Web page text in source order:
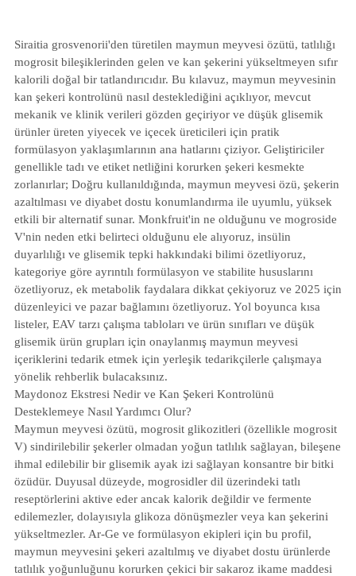
Siraitia grosvenorii'den türetilen maymun meyvesi özütü, tatlılığı
mogrosit bileşiklerinden gelen ve kan şekerini yükseltmeyen sıfır
kalorili doğal bir tatlandırıcıdır. Bu kılavuz, maymun meyvesinin
kan şekeri kontrolünü nasıl desteklediğini açıklıyor, mevcut
mekanik ve klinik verileri gözden geçiriyor ve düşük glisemik
ürünler üreten yiyecek ve içecek üreticileri için pratik
formülasyon yaklaşımlarının ana hatlarını çiziyor. Geliştiriciler
genellikle tadı ve etiket netliğini korurken şekeri kesmekte
zorlanırlar; Doğru kullanıldığında, maymun meyvesi özü, şekerin
azaltılması ve diyabet dostu konumlandırma ile uyumlu, yüksek
etkili bir alternatif sunar. Monkfruit'in ne olduğunu ve mogroside
V'nin neden etki belirteci olduğunu ele alıyoruz, insülin
duyarlılığı ve glisemik tepki hakkındaki bilimi özetliyoruz,
kategoriye göre ayrıntılı formülasyon ve stabilite hususlarını
özetliyoruz, ek metabolik faydalara dikkat çekiyoruz ve 2025 için
düzenleyici ve pazar bağlamını özetliyoruz. Yol boyunca kısa
listeler, EAV tarzı çalışma tabloları ve ürün sınıfları ve düşük
glisemik ürün grupları için onaylanmış maymun meyvesi
içeriklerini tedarik etmek için yerleşik tedarikçilerle çalışmaya
yönelik rehberlik bulacaksınız.
Maydonoz Ekstresi Nedir ve Kan Şekeri Kontrolünü
Desteklemeye Nasıl Yardımcı Olur?
Maymun meyvesi özütü, mogrosit glikozitleri (özellikle mogrosit
V) sindirilebilir şekerler olmadan yoğun tatlılık sağlayan, bileşene
ihmal edilebilir bir glisemik ayak izi sağlayan konsantre bir bitki
özüdür. Duyusal düzeyde, mogrosidler dil üzerindeki tatlı
reseptörlerini aktive eder ancak kalorik değildir ve fermente
edilemezler, dolayısıyla glikoza dönüşmezler veya kan şekerini
yükseltmezler. Ar-Ge ve formülasyon ekipleri için bu profil,
maymun meyvesini şekeri azaltılmış ve diyabet dostu ürünlerde
tatlılık yoğunluğunu korurken çekici bir sakaroz ikame maddesi